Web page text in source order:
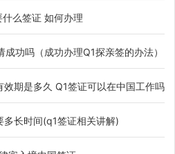
么签证 如何办理
功吗（成功办理Q1探亲签的办法）
期是多久 Q1签证可以在中国工作吗
长时间(q1签证相关讲解)